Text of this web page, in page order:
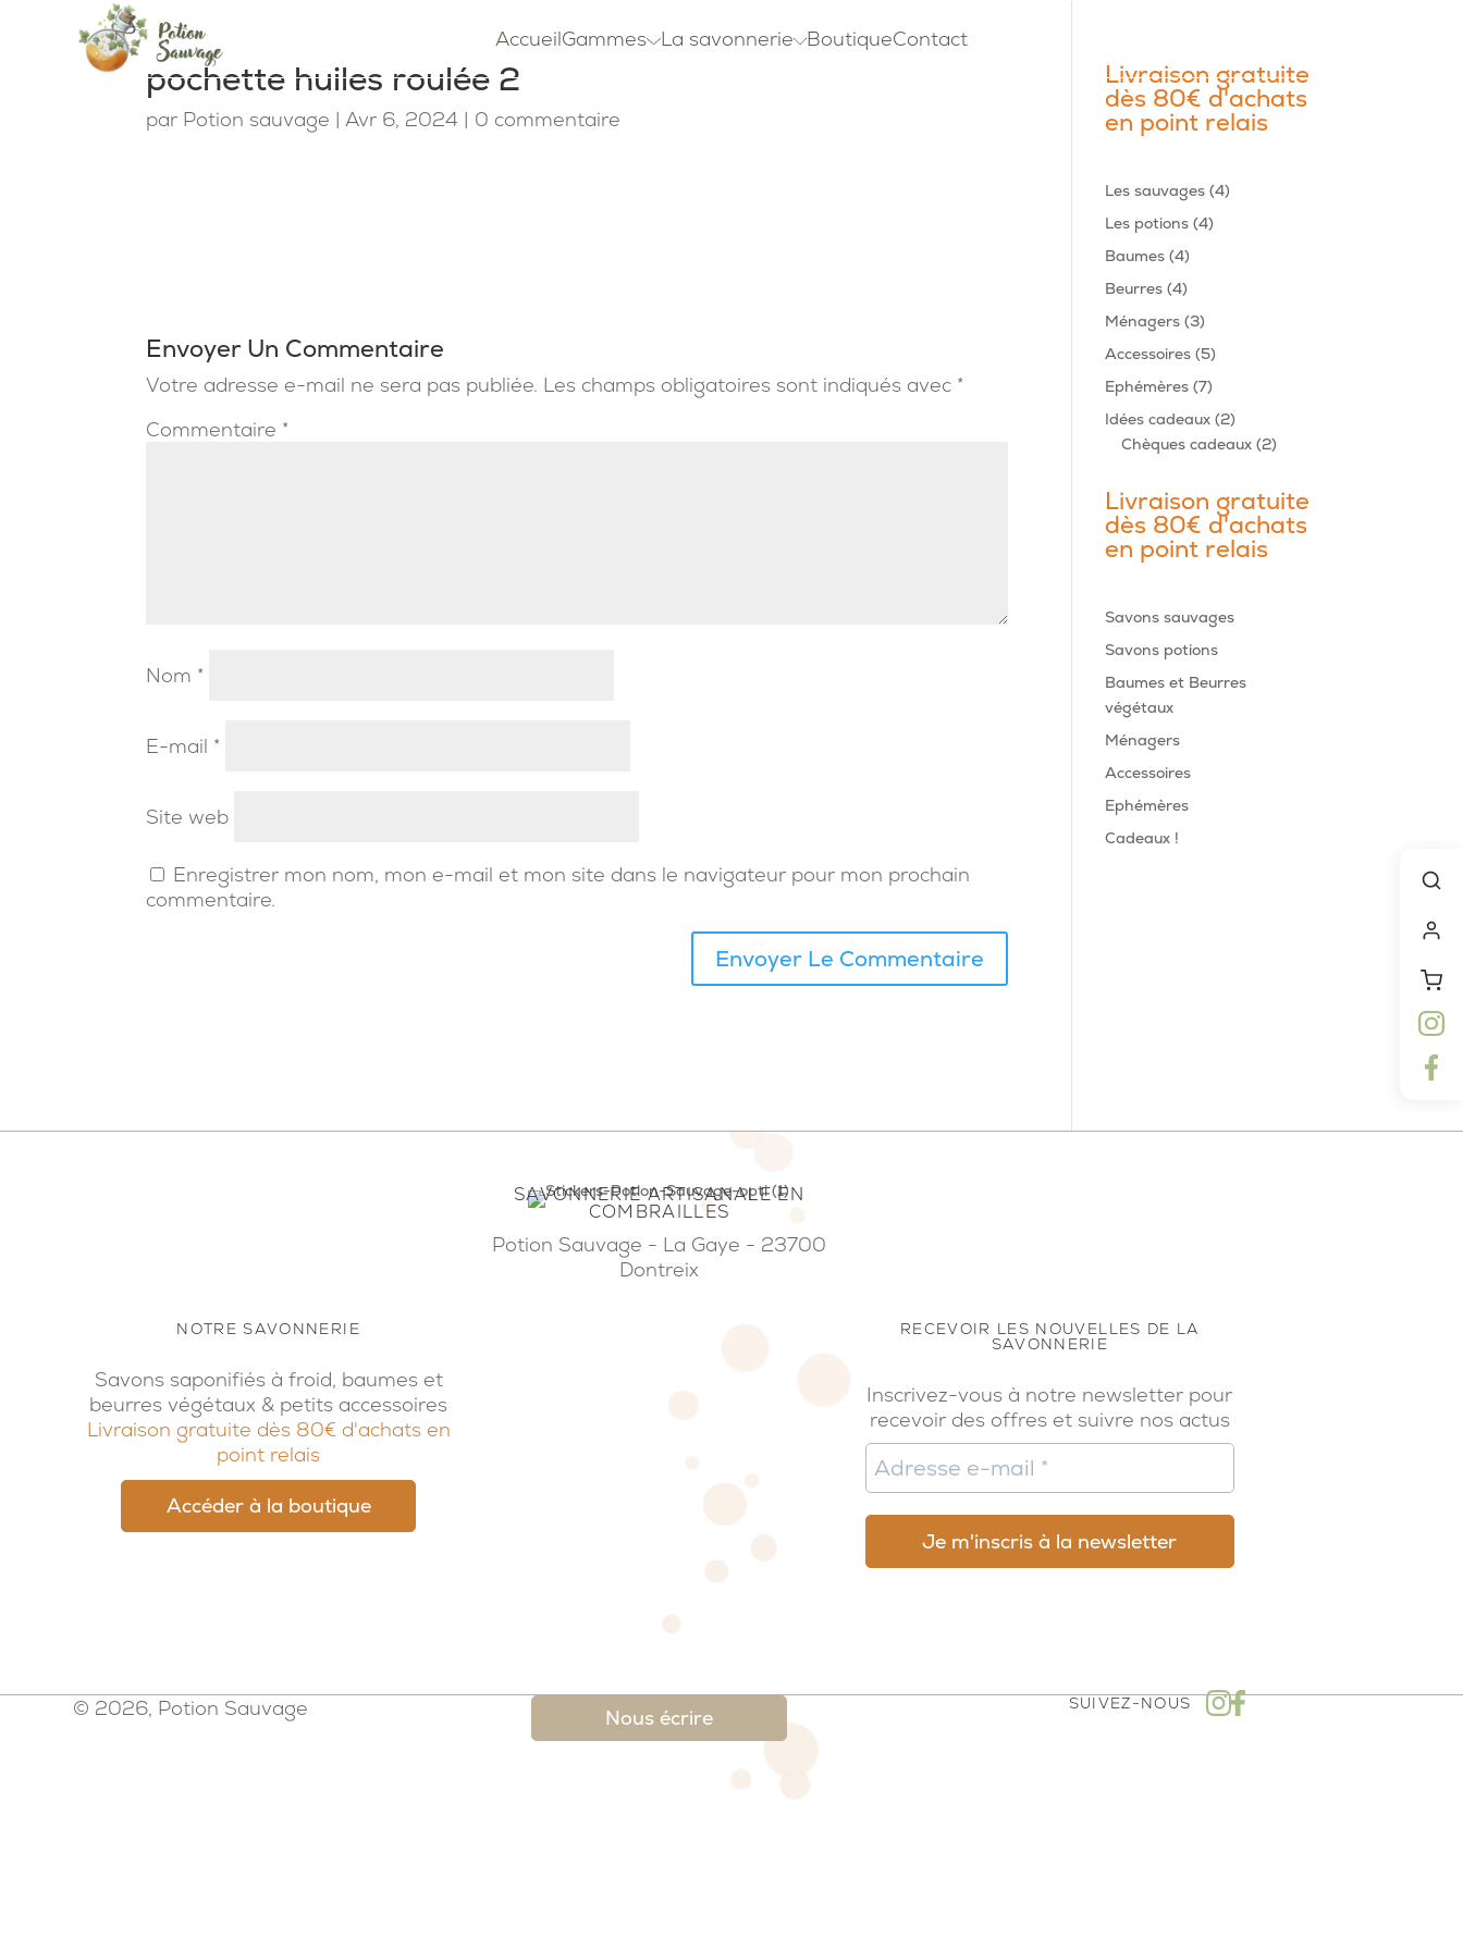
AccueilGammes La savonnerie BoutiqueContact
pochette huiles roulée 2
par Potion sauvage |Avr 6, 2024 | 0 commentaire
Envoyer Un Commentaire
Votre adresse e-mail ne sera pas publiée. Les champs obligatoires sont indiqués avec *
Commentaire *
Nom *
E-mail *
Site web
Enregistrer mon nom, mon e-mail et mon site dans le navigateur pour mon prochain
commentaire.
Livraison gratuite
dès 80€ d'achats
en point relais
Les sauvages 44
Les potions 44
Baumes 44
produits
Beurres 44
produits
Ménagers 33
produits
Accessoires 55
produits
Ephémères 77
produits
Idées cadeaux 22
produits
Chèques cadeaux 22
Livraison gratuite
dès 80€ d'achats
en point relais
Savons sauvages
Savons potions
Baumes et Beurres
végétaux
Ménagers
Accessoires
Ephémères
Cadeaux !
NOTRE SAVONNERIE
Savons saponifiés à froid, baumes et
beurres végétaux & petits accessoires
Livraison gratuite dès 80€ d'achats en
point relais
Accéder à la boutique
SAVONNERIE ARTISANALE EN
COMBRAILLES
Potion Sauvage - La Gaye - 23700
Dontreix
RECEVOIR LES NOUVELLES DE LA
SAVONNERIE
Inscrivez-vous à notre newsletter pour
recevoir des offres et suivre nos actus
© 2026, Potion Sauvage Nous écrire
SUIVEZ-NOUS